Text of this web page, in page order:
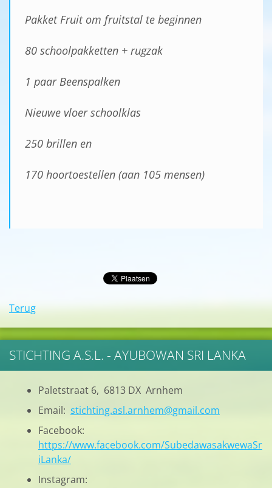
Pakket Fruit om fruitstal te beginnen
80 schoolpakketten + rugzak
1 paar Beenspalken
Nieuwe vloer schoolklas
250 brillen en
170 hoortoestellen (aan 105 mensen)
Terug
STICHTING A.S.L. - AYUBOWAN SRI LANKA
Paletstraat 6, 6813 DX Arnhem
Email: stichting.asl.arnhem@gmail.com
Facebook:
https://www.facebook.com/SubedawasakwewaSr
iLanka/
Instagram: